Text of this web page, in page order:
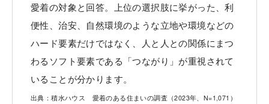
愛着の対象と回答。上位の選択肢に挙がった、利
便性、治安、自然環境のような立地や環境などの
ハード要素だけではなく、人と人との関係にまつ
わるソフト要素である「つながり」が重視されて
いることが分かります。
出典：積水ハウス 愛着のある住まいの調査（2023年、N=1,071）